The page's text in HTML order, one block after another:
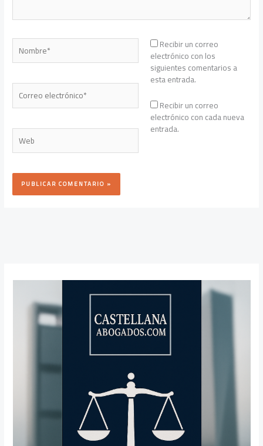
Nombre*
Correo
electrónico*
Web
Recibir un correo
electrónico con los
siguientes comentarios a
esta entrada.
Recibir un correo
electrónico con cada nueva
entrada.